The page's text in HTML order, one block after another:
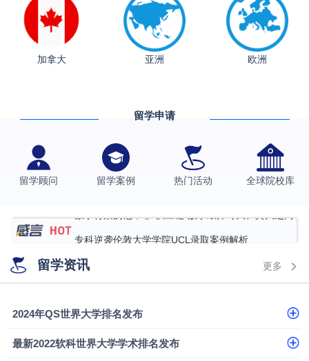
加拿大 亚洲 欧洲
留学申请
留学顾问 留学案例 热门活动 全球院校库
从上海财大2+2到谢菲尔德：低均分逆袭QS百强金
格拉斯哥大学国际商务硕士录取案例
西南财经大学投资学背景，成功斩获英国名校多份
上海财经大学经济学背景成功斩获爱丁堡大学经济学
专科逆袭伦敦大学学院UCL录取案例解析
香港浸会大学伦理与公共事务硕士录取
从上海财大2+2到谢菲尔德：低均分逆袭QS百强金
融会计硕士实录
从上海财大2+2到谢菲尔德：低均分逆袭QS百强金
融会计硕士实录
​恭喜Z同学荣获剑桥大学录取
留学资讯 更多
2024年QS世界大学排名发布
最新2022软科世界大学学术排名发布